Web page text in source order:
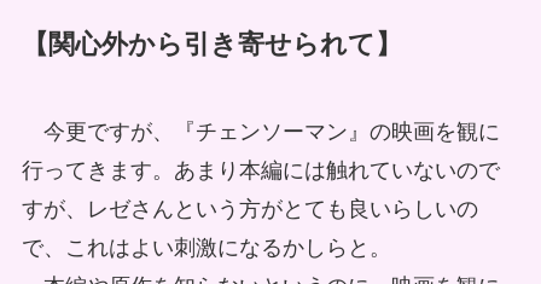
【関心外から引き寄せられて】
今更ですが、『チェンソーマン』の映画を観に
行ってきます。あまり本編には触れていないので
すが、レゼさんという方がとても良いらしいの
で、これはよい刺激になるかしらと。